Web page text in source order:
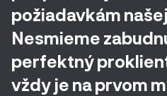
požiadavkám
Nesmieme
perfektný
vždy je na prvom